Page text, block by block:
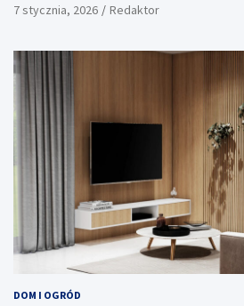
7 stycznia, 2026 Redaktor
DOM I OGRÓD